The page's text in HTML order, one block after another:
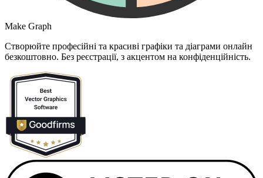
Make Graph
Створюйте професійні та красиві графіки та діаграми онлайн
безкоштовно. Без реєстрації, з акцентом на конфіденційність.